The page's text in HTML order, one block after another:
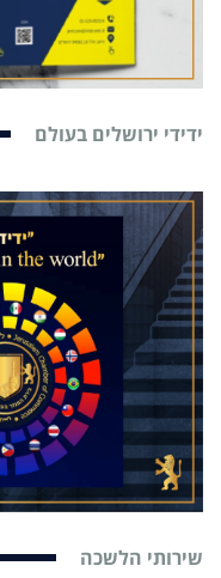
ידידי ירושלים בעולם
שירותי הלשכה